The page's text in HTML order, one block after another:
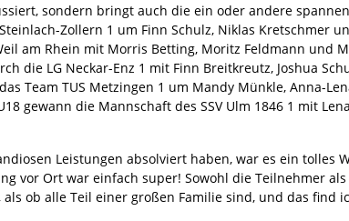
sondern bringt auch die ein oder andere
Zollern 1 um Finn Schulz, Niklas Kretschmer
am Rhein mit Morris Betting, Moritz Feldmann und
die LG Neckar-Enz 1 mit Finn Breitkreutz, Joshua
Team TUS Metzingen 1 um Mandy Münkle, Anna-
gewann die Mannschaft des SSV Ulm 1846 1 mit
Leistungen absolviert haben, war es ein tolles
vor Ort war einfach super! Sowohl die Teilnehmer
ob alle Teil einer großen Familie sind, und das find